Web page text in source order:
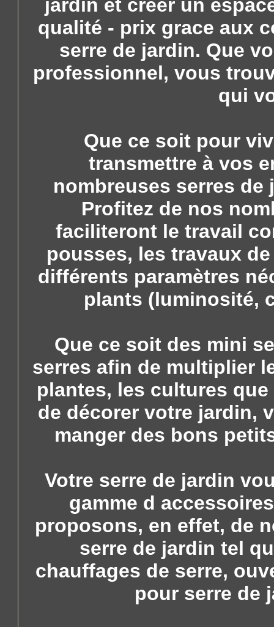
jardin et créer un
qualité - prix grace aux
serre de jardin. Que
professionnel, vous
qui
Que ce soit pour
transmettre à vos
nombreuses serres
Profitez de nos
faciliteront le travail
pousses, les travaux
différents paramètres
plants (luminosité,
Que ce soit des mini
serres afin de multiplier
plantes, les cultures
de décorer votre jardin,
manger des bons
Votre serre de jardin
gamme d
proposons, en effet, de
serre de jardin tel
chauffages de serre,
pour serre de